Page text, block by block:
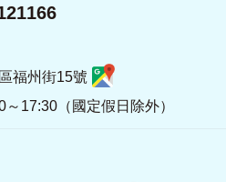
福州街15號
17:30（國定假日除外）